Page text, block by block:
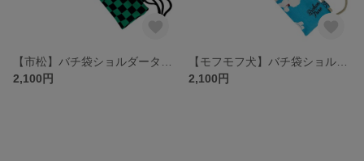
2,100円
2,100円